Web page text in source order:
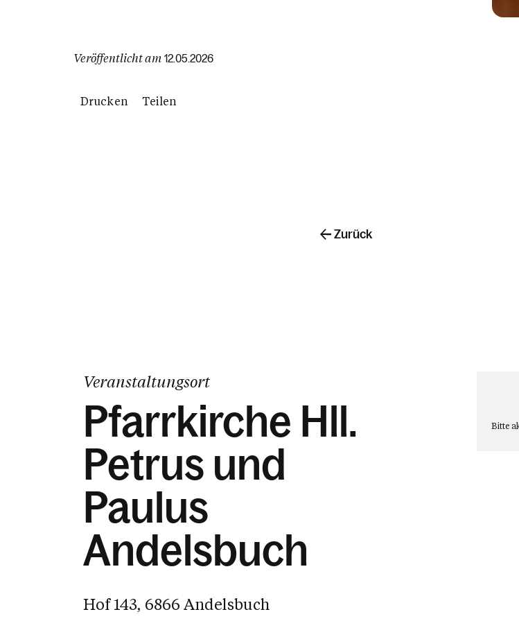
Veröffentlicht am 12.05.2026
Drucken Teilen
Zurück
Veranstaltungsort
Pfarrkirche Hll.
Petrus und
Paulus
Andelsbuch
Hof 143, 6866 Andelsbuch
Bitte